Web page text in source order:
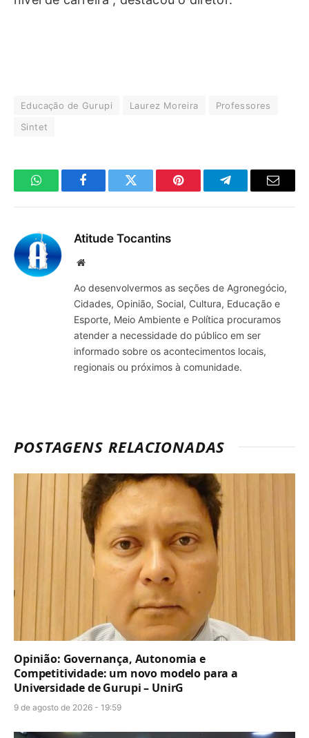
Educação de Gurupi Laurez Moreira
Professores
Sintet
WhatsAppFacebookTwitter Pinterest TelegramaE-
Atitude Tocantins
Site
Ao desenvolvermos as seções de Agronegócio,
Cidades, Opinião, Social, Cultura, Educação e
Esporte, Meio Ambiente e Política procuramos
atender a necessidade do público em ser
informado sobre os acontecimentos locais,
regionais ou próximos à comunidade.
POSTAGENS RELACIONADAS
Opinião: Governança, Autonomia e
Competitividade: um novo modelo para a
Universidade de Gurupi – UnirG
9 de agosto de 2026 - 19:59